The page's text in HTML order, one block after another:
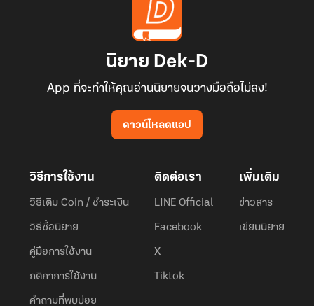
นิยาย Dek-D
App ที่จะทำให้คุณอ่านนิยายจนวางมือถือไม่ลง!
ดาวน์โหลดแอป
วิธีการใช้งาน
วิธีเติม Coin / ชำระเงิน
วิธีซื้อนิยาย
คู่มือการใช้งาน
กติกาการใช้งาน
คำถามที่พบบ่อย
ติดต่อเรา
LINE Official
Facebook
X
Tiktok
เพิ่มเติม
ข่าวสาร
เขียนนิยาย